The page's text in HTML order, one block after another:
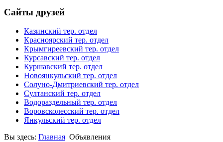
Сайты друзей
Казинский тер. отдел
Красноярский тер. отдел
Крымгиреевский тер. отдел
Курсавский тер. отдел
Куршавский тер. отдел
Новоянкульский тер. отдел
Солуно-Дмитриевский тер. отдел
Султанский тер. отдел
Водораздельный тер. отдел
Воровсколесский тер. отдел
Янкульский тер. отдел
Вы здесь: Главная Объявления